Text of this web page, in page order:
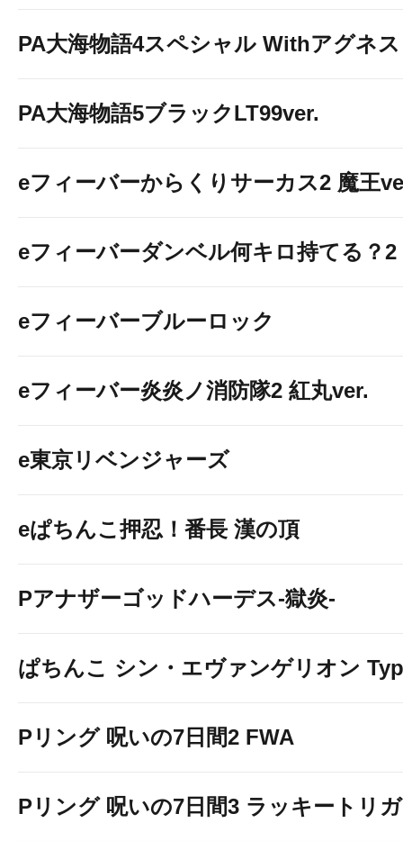
PA大海物語4スペシャル Withアグネ
PA大海物語5ブラックLT99ver.
eフィーバーからくりサーカス2 魔王
eフィーバーダンベル何キロ持てる？2
eフィーバーブルーロック
eフィーバー炎炎ノ消防隊2 紅丸ver.
e東京リベンジャーズ
eぱちんこ押忍！番長 漢の頂
Pアナザーゴッドハーデス-獄炎-
ぱちんこ シン・エヴァンゲリオン
Pリング 呪いの7日間2 FWA
Pリング 呪いの7日間3 ラッキートリ